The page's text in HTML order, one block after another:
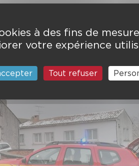
à des fins de
votre expérience
Tout refuser